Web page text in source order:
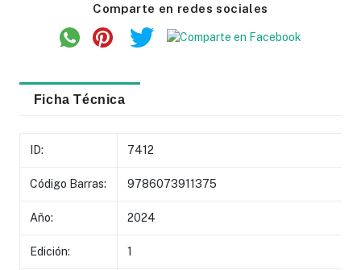
Comparte en redes sociales
Ficha Técnica
ID: 7412
Código Barras: 9786073911375
Año: 2024
Edición: 1